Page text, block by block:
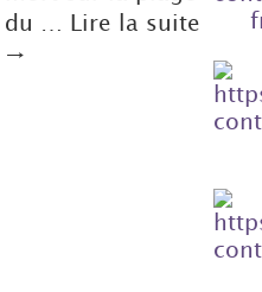
du … Lire la suite
→